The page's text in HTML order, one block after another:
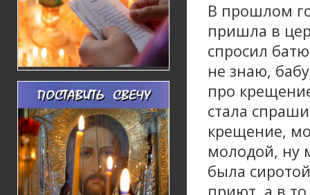
В прошлом
пришла в
спросил
не знаю,
про
стала
крещение,
молодой, ну
была